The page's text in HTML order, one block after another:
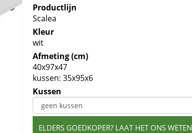
Productlijn
Scalea
Kleur
wit
Afmeting (cm)
40x97x47
kussen: 35x95x6
Kussen
ELDERS GOEDKOPER? LAAT HET ONS WETEN